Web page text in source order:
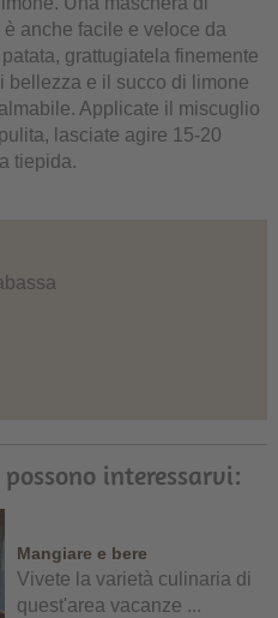
anche facile e veloce da
grattugiatela finemente
bellezza e il succo di limone
Applicate il miscuglio
lasciate agire 15-20
tiepida.
interessarvi:
Mangiare e bere
Vivete la varietà culinaria di
quest'area vacanze ...